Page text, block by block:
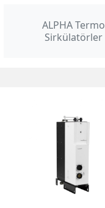
ALPHA Termo
Sirkülatörler